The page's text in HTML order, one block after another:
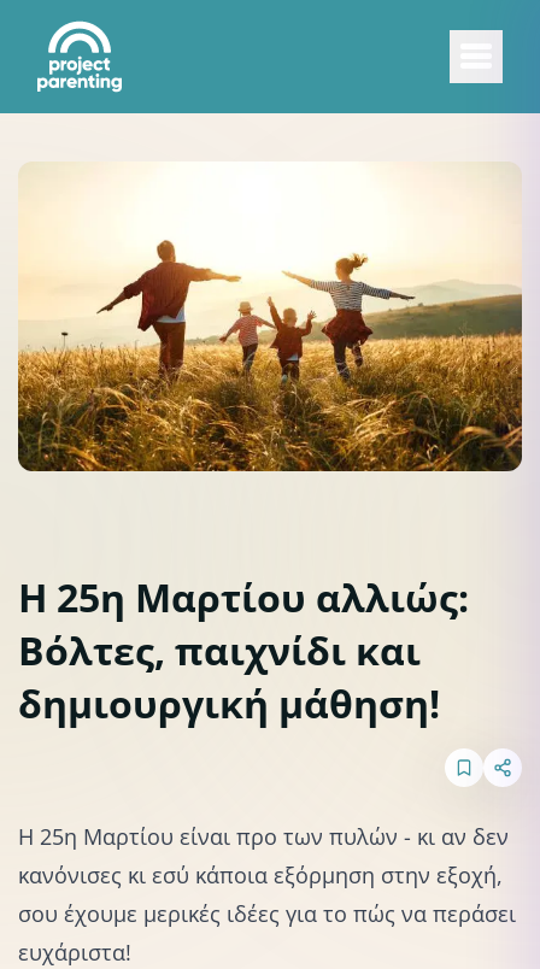
Εκπαιδευτικές
Η 25η Μαρτίου αλλιώς:
Βόλτες, παιχνίδι και
δημιουργική μάθηση!
Η 25η Μαρτίου είναι προ των πυλών - κι αν δεν
κανόνισες κι εσύ κάποια εξόρμηση στην εξοχή,
σου έχουμε μερικές ιδέες για το πώς να περάσει
ευχάριστα!